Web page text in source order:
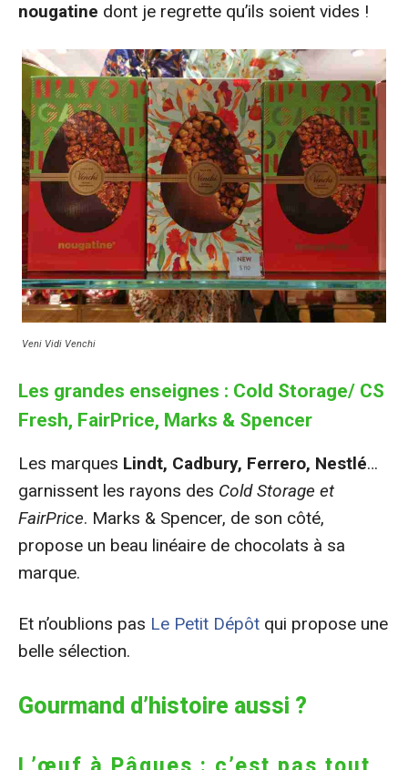
nougatine dont je regrette qu’ils soient vides !
Veni Vidi Venchi
Les grandes enseignes : Cold Storage/ CS
Fresh, FairPrice, Marks & Spencer
Les marques Lindt, Cadbury, Ferrero, Nestlé…
garnissent les rayons des Cold Storage et
FairPrice. Marks & Spencer, de son côté,
propose un beau linéaire de chocolats à sa
marque.
Et n’oublions pas Le Petit Dépôt qui propose une
belle sélection.
Gourmand d’histoire aussi ?